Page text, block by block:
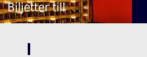
Biljetter till
,